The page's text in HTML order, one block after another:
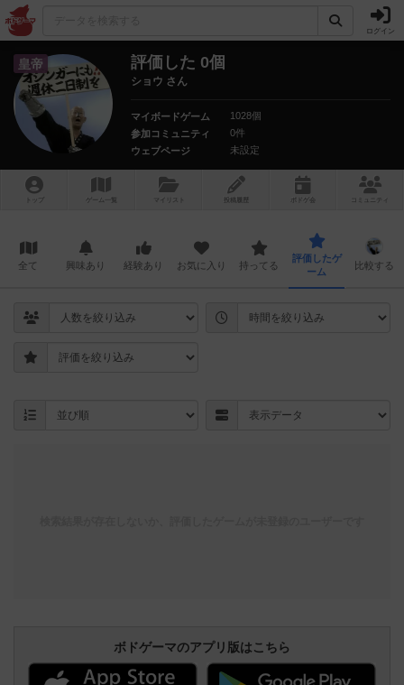
ログイン
皇帝 評価した 0個
ショウ さん
マイボードゲーム
1028個
参加コミュニティ
0件
ウェブページ
未設定
トップ ゲーム一覧 マイリスト 投稿履歴 ボ ドゲ コミュニティ
全て 興味あり 経験あり お気に入り 持ってる
評価したゲ
ーム
比較する
ボドゲーマのアプリ版はこちら